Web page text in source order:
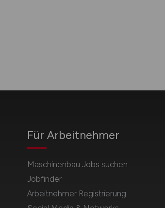
Für Arbeitnehmer
Maschinenbau Jobs suchen
Jobfinder
Arbeitnehmer Registrierung